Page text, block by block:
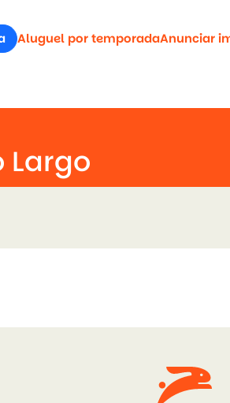
Aluguel por temporadaAnunciar